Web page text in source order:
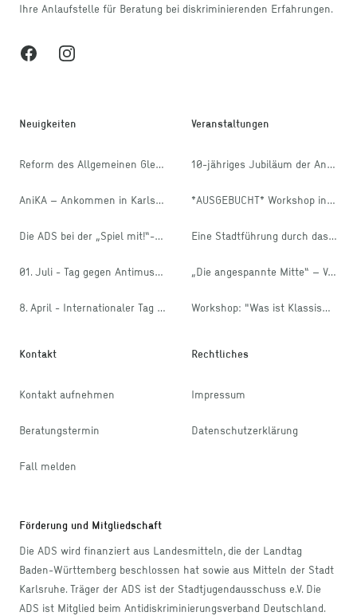
Ihre Anlaufstelle für Beratung bei diskriminierenden Erfahrungen.
FacebookInstagram
Neuigkeiten
Reform des Allgemeinen Gleichbehandlungsgesetzes
AniKA – Ankommen in Karlsruhe
Die ADS bei der „Spiel mit!“- Aktion des stja
01. Juli - Tag gegen Antimuslimischen Rassismus
8. April - Internationaler Tag der Rom*nja und Sinti*zze
Veranstaltungen
10-jähriges Jubiläum der Antidiskriminierungsstelle Karlsruhe
*AUSGEBUCHT* Workshop in den internationalen Wochen gegen Rassismus: Diskriminierung? Erkennen und handeln!
Eine Stadtführung durch das Muslimische Leben in Karlsruhe
„Die angespannte Mitte“ – Vorstellung der FES Mitte-Studie 2025
Workshop: "Was ist Klassismus?"
Kontakt
Kontakt aufnehmen
Beratungstermin
Fall melden
Rechtliches
Impressum
Datenschutzerklärung
Förderung und Mitgliedschaft
Die ADS wird finanziert aus Landesmitteln, die der Landtag
Baden-Württemberg beschlossen hat sowie aus Mitteln der Stadt
Karlsruhe. Träger der ADS ist der Stadtjugendausschuss e.V. Die
ADS ist Mitglied beim Antidiskriminierungsverband Deutschland.